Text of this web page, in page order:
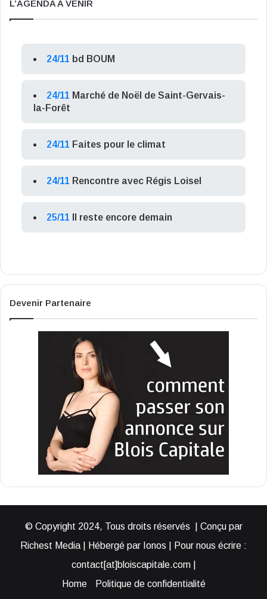
L’AGENDA A VENIR
24/11 bd BOUM
24/11 Marché de Noël de Saint-Gervais-
la-Forêt
24/11 Faites pour le climat
24/11 Rencontre avec Régis Loisel
25/11 Il reste encore demain
Devenir Partenaire
© Copyright 2024, Tous droits réservés | Conçu par
Richest Media | Hébergé par Ionos | Pour nous écrire :
contact[at]bloiscapitale.com |
Home
Politique de confidentialité